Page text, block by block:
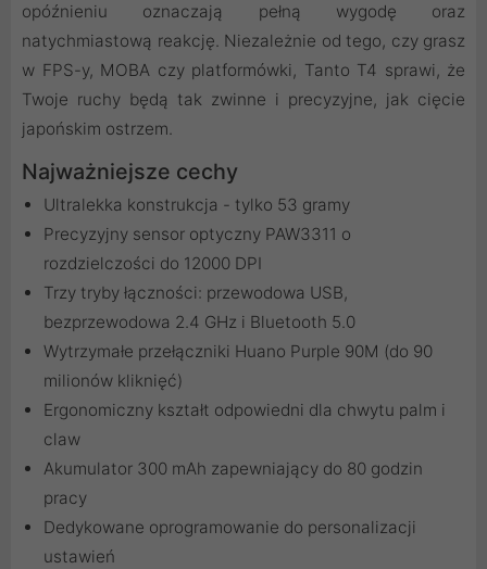
opóźnieniu oznaczają pełną wygodę oraz
natychmiastową reakcję. Niezależnie od tego, czy grasz
w FPS-y, MOBA czy platformówki, Tanto T4 sprawi, że
Twoje ruchy będą tak zwinne i precyzyjne, jak cięcie
japońskim ostrzem.
Najważniejsze cechy
Ultralekka konstrukcja - tylko 53 gramy
Precyzyjny sensor optyczny PAW3311 o
rozdzielczości do 12000 DPI
Trzy tryby łączności: przewodowa USB,
bezprzewodowa 2.4 GHz i Bluetooth 5.0
Wytrzymałe przełączniki Huano Purple 90M (do 90
milionów kliknięć)
Ergonomiczny kształt odpowiedni dla chwytu palm i
claw
Akumulator 300 mAh zapewniający do 80 godzin
pracy
Dedykowane oprogramowanie do personalizacji
ustawień